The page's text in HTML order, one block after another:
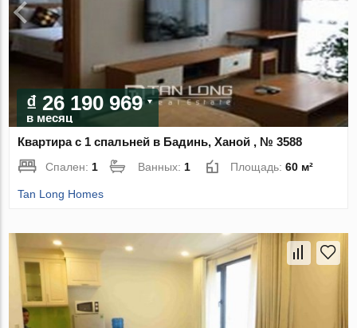
₫ 26 190 969
в месяц
Квартира с 1 спальней в Бадинь, Ханой , № 3588
Спален: 1 Ванных: 1 Площадь:60 м²
Tan Long Homes